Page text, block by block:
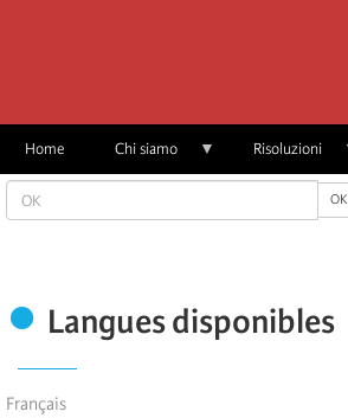
Home Chi siamo Risoluzioni
OK OK
Langues disponibles
Français